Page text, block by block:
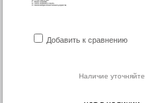
Добавить к сравнению
Наличие уточняйте